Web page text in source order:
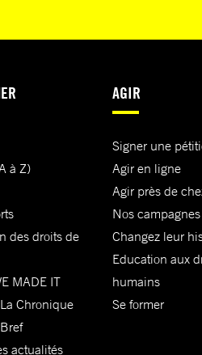
à Z)
des droits de
MADE IT
Chronique
actualités
AGIR
Signer une
Agir en ligne
Agir près de
Nos campagnes
Changez leur
Education aux
humains
Se former